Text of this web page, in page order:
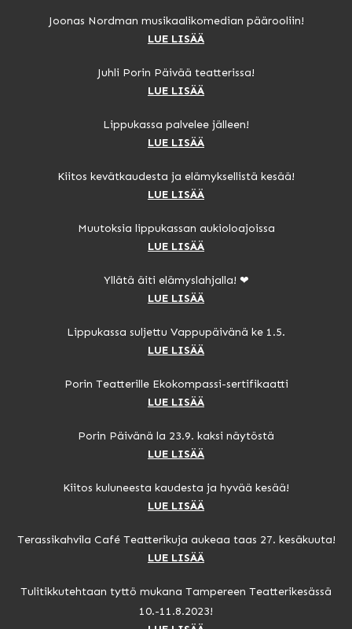
Joonas Nordman musikaalikomedian päärooliin!
LUE LISÄÄ
Juhli Porin Päivää teatterissa!
LUE LISÄÄ
Lippukassa palvelee jälleen!
LUE LISÄÄ
Kiitos kevätkaudesta ja elämyksellistä kesää!
LUE LISÄÄ
Muutoksia lippukassan aukioloajoissa
LUE LISÄÄ
Yllätä äiti elämyslahjalla! ❤
LUE LISÄÄ
Lippukassa suljettu Vappupäivänä ke 1.5.
LUE LISÄÄ
Porin Teatterille Ekokompassi-sertifikaatti
LUE LISÄÄ
Porin Päivänä la 23.9. kaksi näytöstä
LUE LISÄÄ
Kiitos kuluneesta kaudesta ja hyvää kesää!
LUE LISÄÄ
Terassikahvila Café Teatterikuja aukeaa taas 27. kesäkuuta!
LUE LISÄÄ
Tulitikkutehtaan tyttö mukana Tampereen Teatterikesässä
10.-11.8.2023!